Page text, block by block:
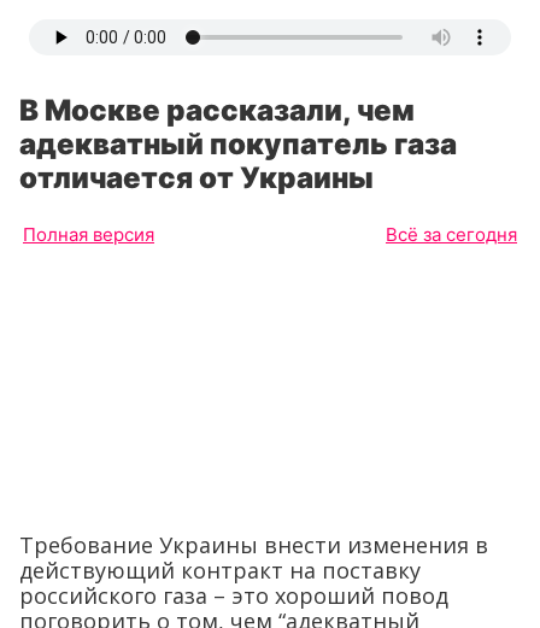
В Москве рассказали, чем
адекватный покупатель газа
отличается от Украины
Полная версия Всё за сегодня
Требование Украины внести изменения в
действующий контракт на поставку
российского газа – это хороший повод
поговорить о том, чем “адекватный